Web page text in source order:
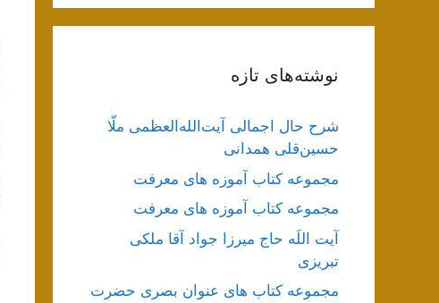
نوشته‌های تازه
شرح حال اجمالی آیت‌الله‌العظمی ملّا
حسین‌قلی همدانی
مجموعه کتاب آموزه های معرفت
مجموعه کتاب آموزه های معرفت
آیت اللَه حاج میرزا جواد آقا ملکی
تبریزی
مجموعه کتاب های عنوان بصری حضرت